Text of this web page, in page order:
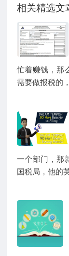
相关精选文
忙着赚钱，那
需要做报税的
一个部门，那
国税局，他的